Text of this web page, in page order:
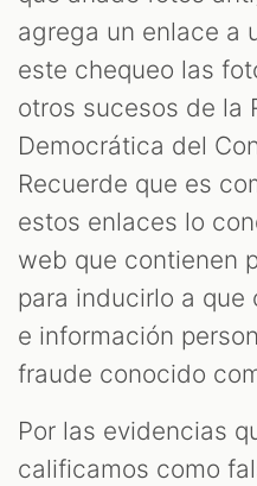
agrega un enlace a
este chequeo las
otros sucesos de la
Democrática del
Recuerde que es
estos enlaces lo
web que contienen
para inducirlo a
e información
fraude conocido
Por las evidencias
calificamos como